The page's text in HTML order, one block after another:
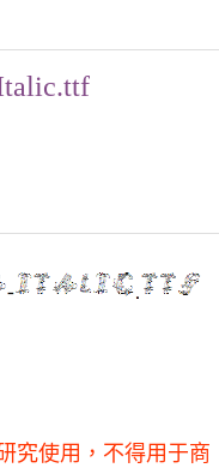
究使用，不得用于商